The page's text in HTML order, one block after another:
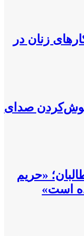
زنان در
صدای
«حریم
است»